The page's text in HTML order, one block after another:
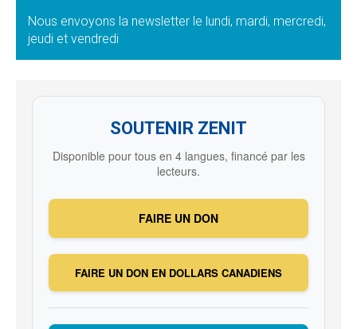
Nous envoyons la newsletter le lundi, mardi, mercredi,
jeudi et vendredi
SOUTENIR ZENIT
Disponible pour tous en 4 langues, financé par les
lecteurs.
FAIRE UN DON
FAIRE UN DON EN DOLLARS CANADIENS